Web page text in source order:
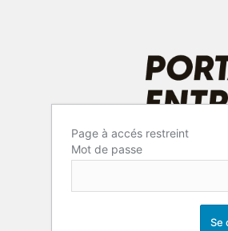
Page à accés restreint
Mot de passe